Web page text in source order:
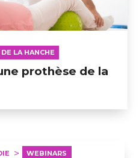
de la hanche
LA HANCHE
prothèse de la
WEBINARS